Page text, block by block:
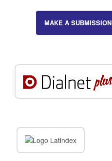
MAKE A SUBMISSION